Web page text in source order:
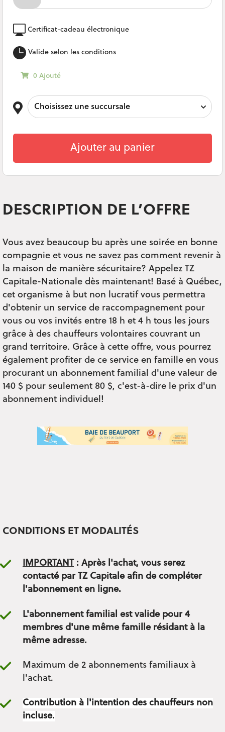
DESCRIPTION DE L’OFFRE
Vous avez beaucoup bu après une soirée en bonne
compagnie et vous ne savez pas comment revenir à
la maison de manière sécuritaire? Appelez TZ
Capitale-Nationale dès maintenant! Basé à Québec,
cet organisme à but non lucratif vous permettra
d'obtenir un service de raccompagnement pour
vous ou vos invités entre 18 h et 4 h tous les jours
grâce à des chauffeurs volontaires couvrant un
grand territoire. Grâce à cette offre, vous pourrez
également profiter de ce service en famille en vous
procurant un abonnement familial d'une valeur de
140 $ pour seulement 80 $, c'est-à-dire le prix d'un
abonnement individuel!
Certificat-cadeau électronique
Valide selon les conditions
0 Ajouté
Ajouter au panier
CONDITIONS ET MODALITÉS
IMPORTANT: Après l'achat, vous serez
contacté par TZ Capitale afin de compléter
l'abonnement en ligne.
L'abonnement familial est valide pour 4
membres d'une même famille résidant à la
même adresse.
Maximum de 2 abonnements familiaux à
l'achat.
Contribution à l'intention des chauffeurs non
incluse.